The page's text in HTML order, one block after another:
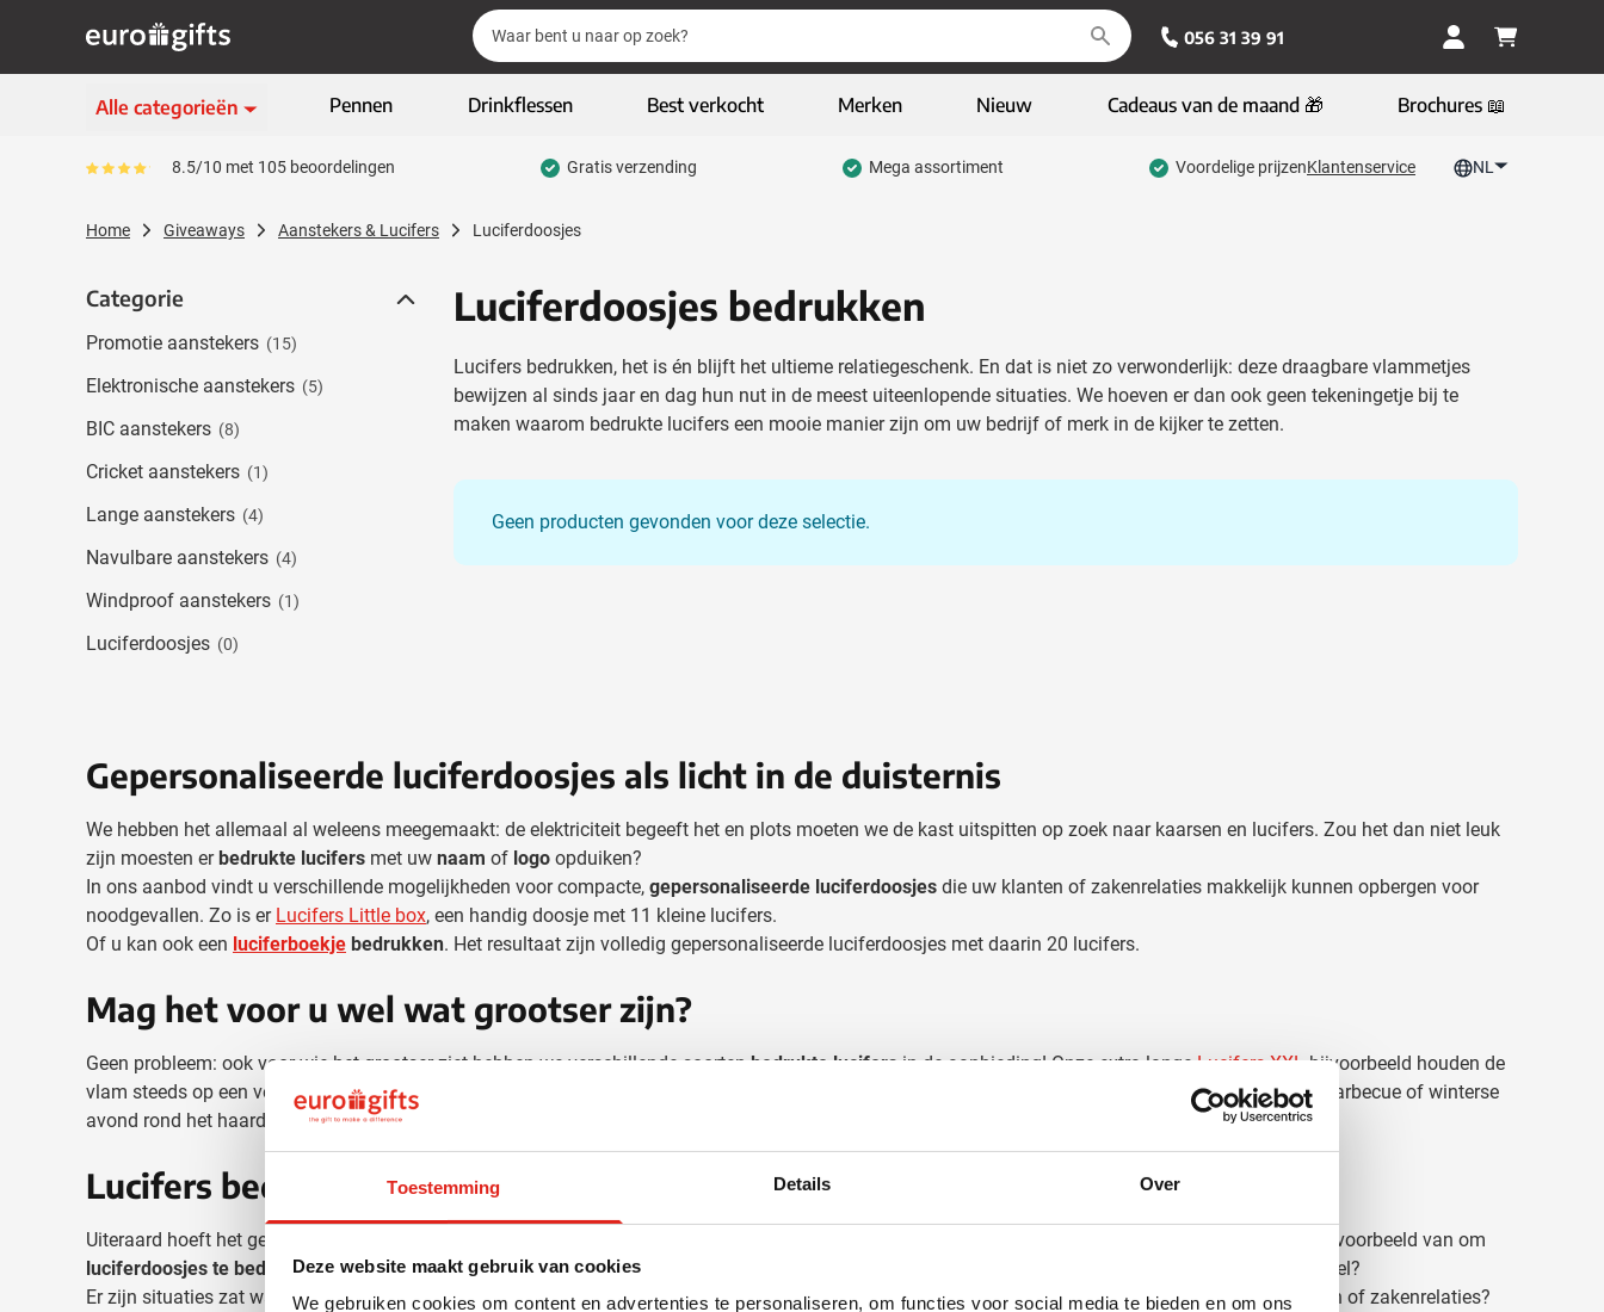
Toestemming Details Over
Deze website maakt gebruik van cookies
We gebruiken cookies om content en advertenties te personaliseren, om functies voor social media te bieden en om ons
Zoek
Zoek
056 31 39 91
Alle categorieën
Schrijfwaren
Toon submenu voor Kleding & textiel categorie
ECO geschenken
Toon submenu voor ECO geschenken categorie
High-tech & multimedia
Toon submenu voor High-tech & multimedia categorie
Zakelijk & Kantoor
Toon submenu voor Zakelijk & Kantoor categorie
Outdoor & vrije tijd
Toon submenu voor Tassen & Reizen categorie
Toon submenu voor Drinkwaren categorie
Eten & drinken
Home & Wellness
Toon submenu voor Veiligheid categorie
Kinderen
Inspiratie
Toon submenu voor Inspiratie categorie
Acties & specials
Toon submenu voor Acties & specials categorie
Pennen Drinkflessen Best verkocht Merken Nieuw Cadeaus van de maand 🎁 Brochures 📖
Gemiddeld reviewpercentage is 85
8.5/10 met 105 beoordelingen Gratis verzending Mega assortiment Voordelige prijzenKlantenservice NL
Home Giveaways Aanstekers & Lucifers Luciferdoosjes
Categorie
Categorie
Promotie aanstekers (15)
Elektronische aanstekers (5)
BIC aanstekers (8)
Cricket aanstekers (1)
Lange aanstekers (4)
Navulbare aanstekers (4)
Windproof aanstekers (1)
Luciferdoosjes (0)
Luciferdoosjes bedrukken
Lucifers bedrukken, het is én blijft het ultieme relatiegeschenk. En dat is niet zo verwonderlijk: deze draagbare vlammetjes
bewijzen al sinds jaar en dag hun nut in de meest uiteenlopende situaties. We hoeven er dan ook geen tekeningetje bij te
maken waarom bedrukte lucifers een mooie manier zijn om uw bedrijf of merk in de kijker te zetten.
Geen producten gevonden voor deze selectie.
Gepersonaliseerde luciferdoosjes als licht in de duisternis
We hebben het allemaal al weleens meegemaakt: de elektriciteit begeeft het en plots moeten we de kast uitspitten op zoek naar kaarsen en lucifers. Zou het dan niet leuk
zijn moesten erbedrukte lucifers met uw naam of logo opduiken?
In ons aanbod vindt u verschillende mogelijkheden voor compacte, gepersonaliseerde luciferdoosjes die uw klanten of zakenrelaties makkelijk kunnen opbergen voor
noodgevallen. Zo is er Lucifers Little box, een handig doosje met 11 kleine lucifers.
Of u kan ook een luciferboekje bedrukken. Het resultaat zijn volledig gepersonaliseerde luciferdoosjes met daarin 20 lucifers.
Mag het voor u wel wat grootser zijn?
Geen probleem: ook voor wie het grootser ziet hebben we verschillende soorten bedrukte lucifers in de aanbieding! Onze extra lange Lucifers XXL bijvoorbeeld houden de
vlam steeds op een veilige afstand van uw vingers. Hierdoor zijn deze gepersonaliseerde luciferdoosjes het perfecte accessoire tijdens een zomerse barbecue of winterse
avond rond het haardvuur.
Lucifers bedrukken voor speciale gelegenheden
Uiteraard hoeft het gebruik van gepersonaliseerde luciferdoosjes niet altijd beperkt te blijven tot huis-, tuin-, en keukentoepassingen. Wat dacht u er bijvoorbeeld van om
luciferdoosjes te bedrukken voor een huwelijk? Of voor eenhuwelijksverjaardag
, als teken van de “eeuwige vlam” die blijft branden tussen het koppel?
Er zijn situaties zat waarbijbedrukte luciferseen geschikt cadeau vormen. Bent u dus nog op zoek naar een origineel relatiegeschenk voor uw klanten of zakenrelaties?